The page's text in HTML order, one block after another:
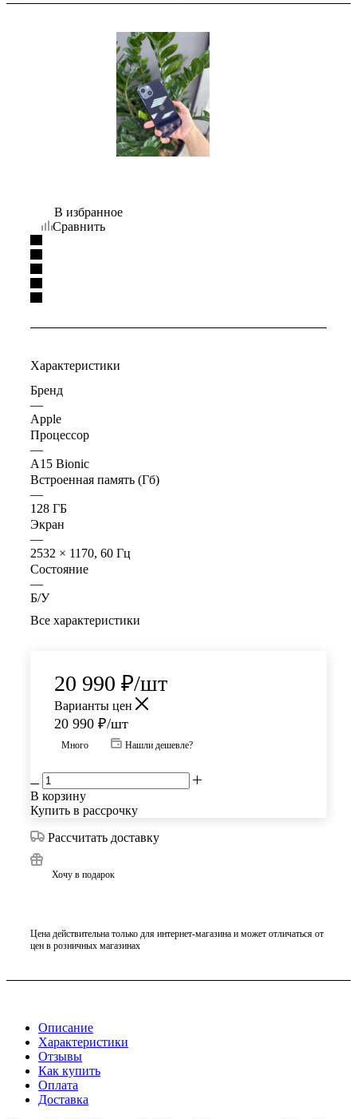
В избранное
Сравнить
Характеристики
Бренд
—
Apple
Процессор
—
A15 Bionic
Встроенная память (Гб)
—
128 ГБ
Экран
—
2532 × 1170, 60 Гц
Состояние
—
Б/У
Все характеристики
20 990 ₽/шт
Варианты цен
20 990 ₽/шт
Много Нашли дешевле?
В корзину
Купить в рассрочку
Рассчитать доставку
Хочу в подарок
Цена действительна только для интернет-магазина и может отличаться от
цен в розничных магазинах
Описание
Характеристики
Отзывы
Как купить
Оплата
Доставка